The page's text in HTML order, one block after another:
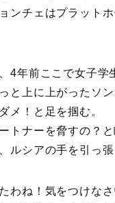
ンチェはプラット
4年前ここで女子
と上に上がったソ
メ！と足を掴む。
トナーを脅すの？
ルシアの手を引っ張
わね！気をつけな